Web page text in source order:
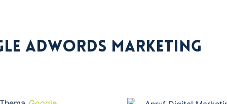
AdWords Marketing